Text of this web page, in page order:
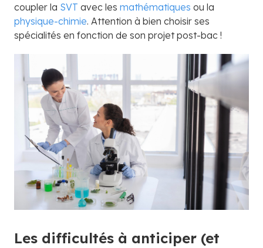
coupler la SVT avec les mathématiques ou la
physique-chimie. Attention à bien choisir ses
spécialités en fonction de son projet post-bac !
Les difficultés à anticiper (et